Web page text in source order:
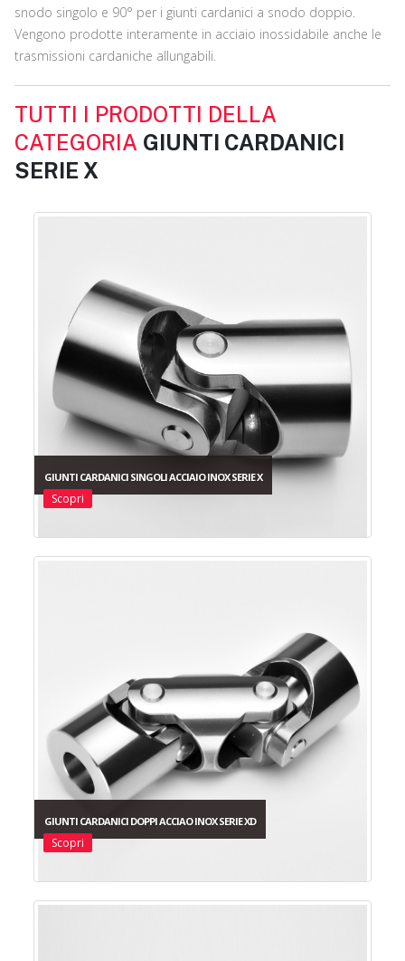
snodo singolo e 90° per i giunti cardanici a snodo doppio.
Vengono prodotte interamente in acciaio inossidabile anche le
trasmissioni cardaniche allungabili.
TUTTI I PRODOTTI DELLA
CATEGORIA GIUNTI CARDANICI
SERIE X
GIUNTI CARDANICI SINGOLI ACCIAIO INOX SERIE X
Scopri
GIUNTI CARDANICI DOPPI ACCIAO INOX SERIE XD
Scopri